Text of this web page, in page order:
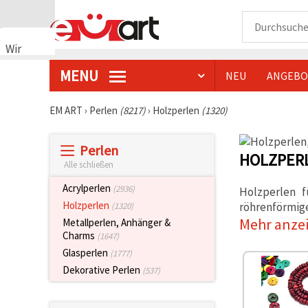
Wir
verwenden
ordnungsgemäße
Nutzungserlebnis
Einwilligung,
MENU NEU
EM ART › Perlen (8217)› Holzperlen (1320)
Perlen
Alle schließen
Acrylperlen (2936)
Holzperlen (1320)
Metallperlen, Anhänger &
Charms (1647)
Glasperlen (1777)
Dekorative Perlen (537)
Holzperlen
Mehr